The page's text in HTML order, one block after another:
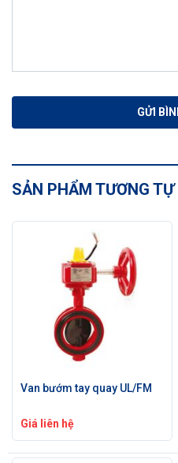
SẢN PHẨM TƯƠNG TỰ
Van bướm tay quay UL/FM
Giá liên hệ